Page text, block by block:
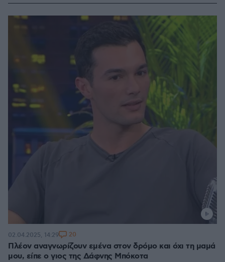
Πλέον αναγνωρίζουν εμένα στον δρόμο και όχι τη μαμά
μου, είπε ο γιος της Δάφνης Μπόκοτα
02.04.2025, 14:29 20